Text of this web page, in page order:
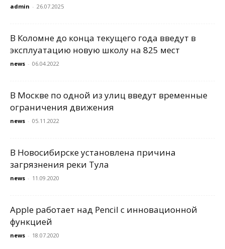
admin - 26.07.2025
В Коломне до конца текущего года введут в
эксплуатацию новую школу на 825 мест
news - 06.04.2022
В Москве по одной из улиц введут временные
ограничения движения
news - 05.11.2022
В Новосибирске установлена причина
загрязнения реки Тула
news - 11.09.2020
Apple работает над Pencil с инновационной
функцией
news - 18.07.2020